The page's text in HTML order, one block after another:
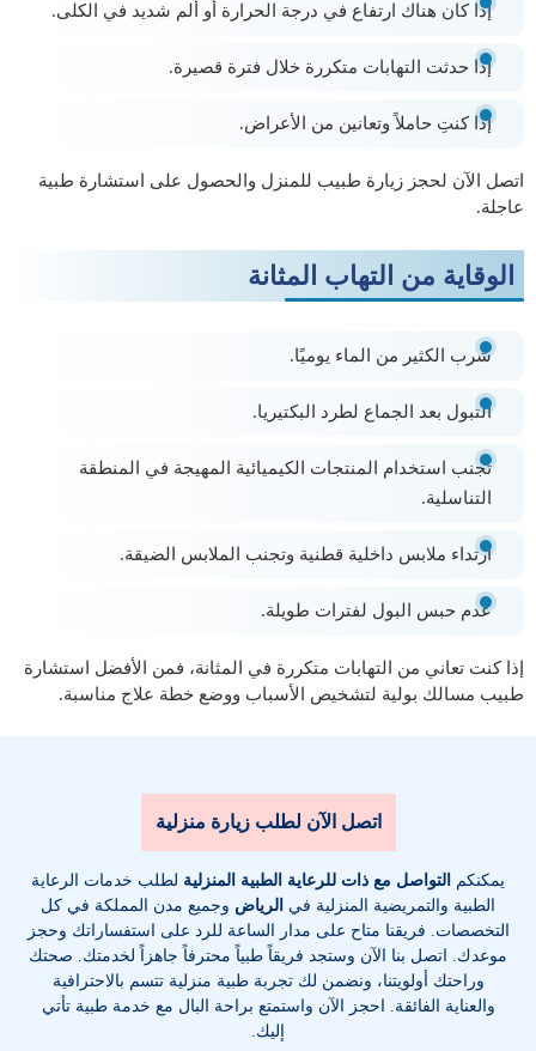
إذا كان هناك ارتفاع في درجة الحرارة أو ألم شديد في الكلى.
إذا حدثت التهابات متكررة خلال فترة قصيرة.
إذا كنتِ حاملاً وتعانين من الأعراض.
اتصل الآن لحجز زيارة طبيب للمنزل والحصول على استشارة طبية
عاجلة.
الوقاية من التهاب المثانة
شرب الكثير من الماء يوميًا.
التبول بعد الجماع لطرد البكتيريا.
تجنب استخدام المنتجات الكيميائية المهيجة في المنطقة
التناسلية.
ارتداء ملابس داخلية قطنية وتجنب الملابس الضيقة.
عدم حبس البول لفترات طويلة.
إذا كنت تعاني من التهابات متكررة في المثانة، فمن الأفضل استشارة
طبيب مسالك بولية لتشخيص الأسباب ووضع خطة علاج مناسبة.
اتصل الآن لطلب زيارة منزلية
يمكنكم التواصل مع ذات للرعاية الطبية المنزلية لطلب خدمات الرعاية
الطبية والتمريضية المنزلية في الرياض وجميع مدن المملكة في كل
التخصصات. فريقنا متاح على مدار الساعة للرد على استفساراتك وحجز
موعدك. اتصل بنا الآن وستجد فريقاً طبياً محترفاً جاهزاً لخدمتك. صحتك
وراحتك أولويتنا، ونضمن لك تجربة طبية منزلية تتسم بالاحترافية
والعناية الفائقة. احجز الآن واستمتع براحة البال مع خدمة طبية تأتي
إليك.